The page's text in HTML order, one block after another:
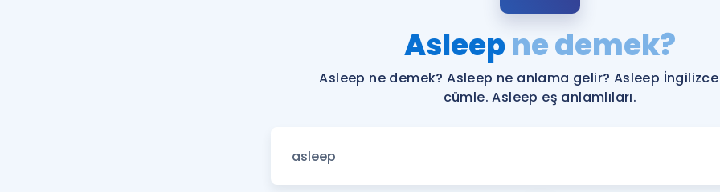
YDS ve YÖKDİL
Rehberlik Aracı
YDS ve YÖKDİL'e
Tüm ÖSYM
Asleepne demek?
Asleep ne demek? Asleep ne anlama gelir? Asleep
cümle. Asleep eş anlamlıları.